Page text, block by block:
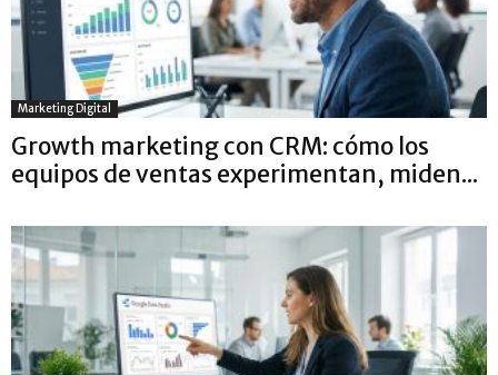
Marketing Digital
Growth marketing con CRM: cómo los
equipos de ventas experimentan, miden...